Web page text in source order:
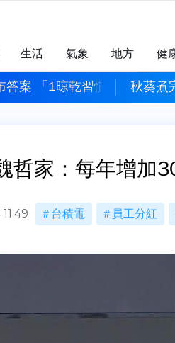
生活 氣象 地方 健
案 「1晾乾習慣」恐害濾網
秋葵煮
家：每年增加
台積電 員工分紅